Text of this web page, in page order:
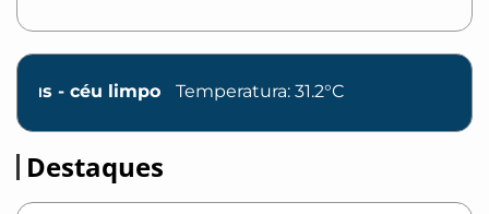
limpo Temperatura: 31.2°C
Destaques